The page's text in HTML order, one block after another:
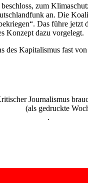
zum
an. Die
Das führe
Konzept dazu vorgelegt.
des Kapitalismus fast
Journalismus
(als gedruckte
.